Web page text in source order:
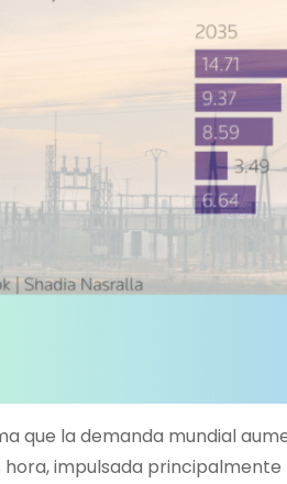
que la demanda mundial
impulsada